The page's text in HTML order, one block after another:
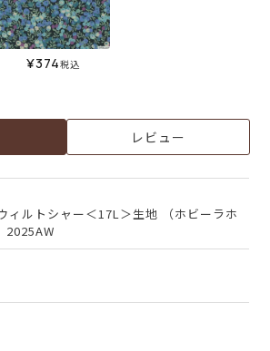
¥374税込
レビュー
ィルトシャー＜17L＞生地 （ホビーラホ
2025AW